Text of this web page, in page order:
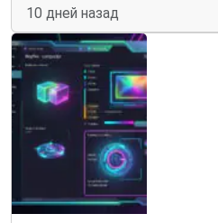
10 дней назад